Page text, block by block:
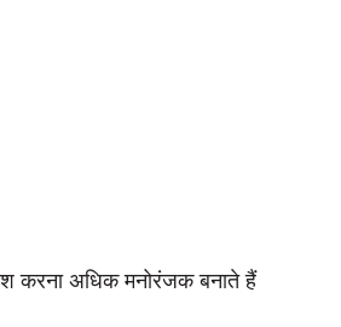
करना अधिक मनोरंजक बनाते हैं